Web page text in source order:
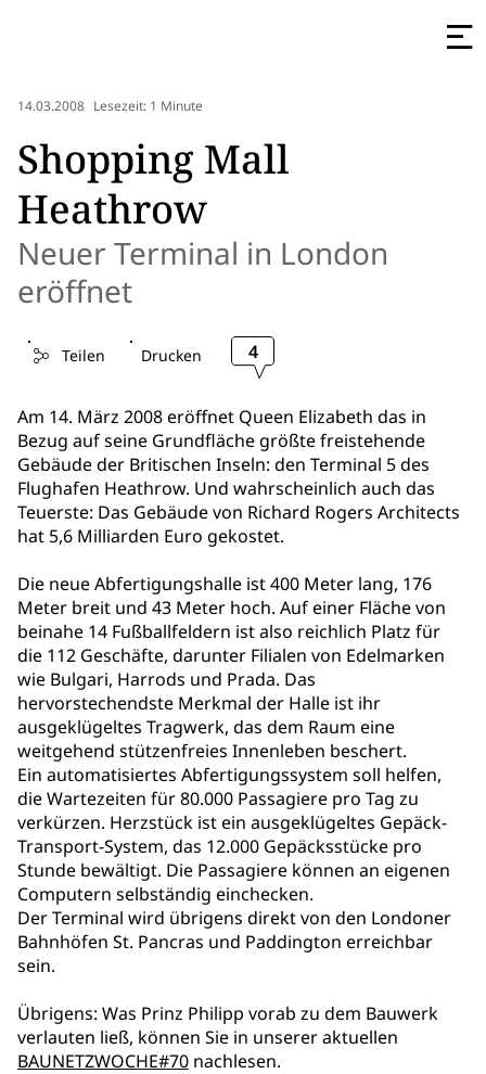
14.03.2008 Lesezeit: 1 Minute
Shopping Mall
Heathrow
Neuer Terminal in London
eröffnet
Teilen Drucken 4
Am 14. März 2008 eröffnet Queen Elizabeth das in
Bezug auf seine Grundfläche größte freistehende
Gebäude der Britischen Inseln: den Terminal 5 des
Flughafen Heathrow. Und wahrscheinlich auch das
Teuerste: Das Gebäude von Richard Rogers Architects
hat 5,6 Milliarden Euro gekostet.
Die neue Abfertigungshalle ist 400 Meter lang, 176
Meter breit und 43 Meter hoch. Auf einer Fläche von
beinahe 14 Fußballfeldern ist also reichlich Platz für
die 112 Geschäfte, darunter Filialen von Edelmarken
wie Bulgari, Harrods und Prada. Das
hervorstechendste Merkmal der Halle ist ihr
ausgeklügeltes Tragwerk, das dem Raum eine
weitgehend stützenfreies Innenleben beschert.
Ein automatisiertes Abfertigungssystem soll helfen,
die Wartezeiten für 80.000 Passagiere pro Tag zu
verkürzen. Herzstück ist ein ausgeklügeltes Gepäck-
Transport-System, das 12.000 Gepäcksstücke pro
Stunde bewältigt. Die Passagiere können an eigenen
Computern selbständig einchecken.
Der Terminal wird übrigens direkt von den Londoner
Bahnhöfen St. Pancras und Paddington erreichbar
sein.
Übrigens: Was Prinz Philipp vorab zu dem Bauwerk
verlauten ließ, können Sie in unserer aktuellen
BAUNETZWOCHE#70 nachlesen.